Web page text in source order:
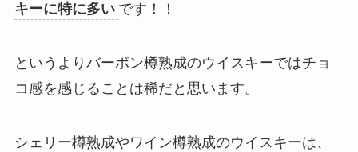
キーに特に多い です！！
というよりバーボン樽熟成のウイスキーではチョ
コ感を感じることは稀だと思います。
シェリー樽熟成やワイン樽熟成のウイスキーは、